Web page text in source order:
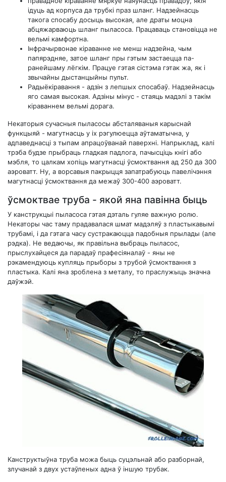
ідуць ад корпуса да трубкі праз шланг. Надзейнасць
такога спосабу досыць высокая, але драты моцна
абцяжарваюць шланг пыласоса. Працаваць становіцца не
вельмі камфортна.
Інфрачырвонае кіраванне не менш надзейна, чым
папярэдняе, затое шланг пры гэтым застаецца па-
ранейшаму лёгкім. Працуе гэтая сістэма гэтак жа, як і
звычайны дыстанцыйны пульт.
Радыёкіравання - адзін з лепшых спосабаў. Надзейнасць
яго самая высокая. Адзіны мінус - стаяць мадэлі з такім
кіраваннем вельмі дорага.
Некаторыя сучасныя пыласосы абсталяваныя карыснай
функцыяй - магутнасць у іх рэгулюецца аўтаматычна, у
адпаведнасці з тыпам апрацоўванай паверхні. Напрыклад, калі
трэба будзе прыбраць гладкая падлога, пачысціць кнігі або
мэбля, то цалкам хопіць магутнасці ўсмоктвання ад 250 да 300
аэроватт. Ну, а ворсавыя пакрыцця запатрабуюць павелічэння
магутнасці ўсмоктвання да межаў 300-400 аэроватт.
ўсмоктвае труба - якой яна павінна быць
У канструкцыі пыласоса гэтая дэталь гуляе важную ролю.
Некаторы час таму прадавалася шмат мадэляў з пластыкавымі
трубамі, і да гэтага часу сустракаюцца падобныя прылады (але
рэдка). Не ведаючы, як правільна выбраць пыласос,
прыслухайцеся да парадаў прафесіяналаў - яны не
рэкамендуюць купляць прыборы з трубой ўсмоктвання з
пластыка. Калі яна зроблена з металу, то праслужыць значна
даўжэй.
Канструктыўна труба можа быць суцэльнай або разборнай,
злучанай з двух устаўленых адна ў іншую трубак.